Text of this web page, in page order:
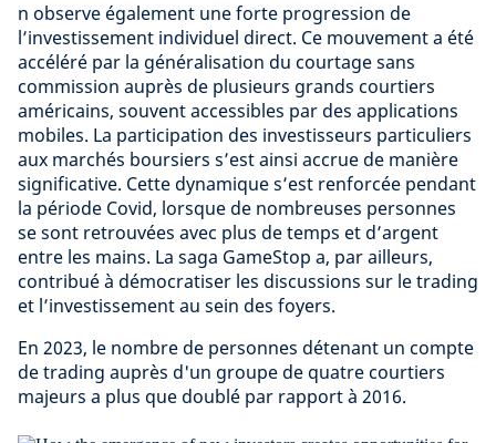
n observe également une forte progression de
l’investissement individuel direct. Ce mouvement a été
accéléré par la généralisation du courtage sans
commission auprès de plusieurs grands courtiers
américains, souvent accessibles par des applications
mobiles. La participation des investisseurs particuliers
aux marchés boursiers s’est ainsi accrue de manière
significative. Cette dynamique s’est renforcée pendant
la période Covid, lorsque de nombreuses personnes
se sont retrouvées avec plus de temps et d’argent
entre les mains. La saga GameStop a, par ailleurs,
contribué à démocratiser les discussions sur le trading
et l’investissement au sein des foyers.
En 2023, le nombre de personnes détenant un compte
de trading auprès d'un groupe de quatre courtiers
majeurs a plus que doublé par rapport à 2016.